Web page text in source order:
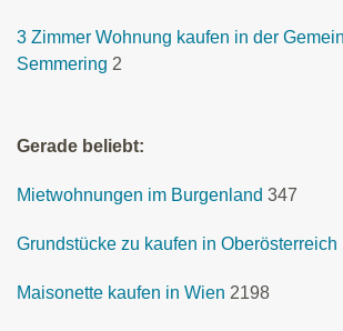
3 Zimmer Wohnung kaufen in der
Semmering 2
Gerade beliebt:
Mietwohnungen im Burgenland 347
Grundstücke zu kaufen in Oberösterreich
Maisonette kaufen in Wien 2198